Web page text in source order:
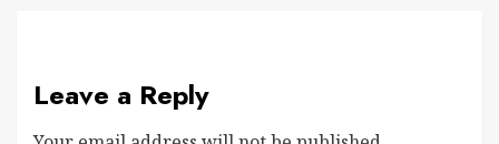
Leave a Reply